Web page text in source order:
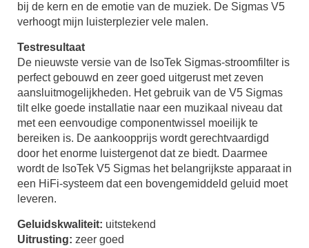
bij de kern en de emotie van de muziek. De Sigmas V5
verhoogt mijn luisterplezier vele malen.
Testresultaat
De nieuwste versie van de IsoTek Sigmas-stroomfilter is
perfect gebouwd en zeer goed uitgerust met zeven
aansluitmogelijkheden. Het gebruik van de V5 Sigmas
tilt elke goede installatie naar een muzikaal niveau dat
met een eenvoudige componentwissel moeilijk te
bereiken is. De aankoopprijs wordt gerechtvaardigd
door het enorme luistergenot dat ze biedt. Daarmee
wordt de IsoTek V5 Sigmas het belangrijkste apparaat in
een HiFi-systeem dat een bovengemiddeld geluid moet
leveren.
Geluidskwaliteit: uitstekend
Uitrusting: zeer goed